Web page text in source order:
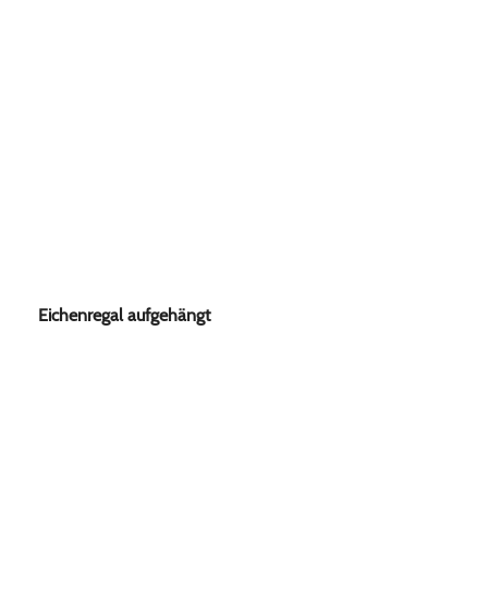
Eichenregal aufgehängt